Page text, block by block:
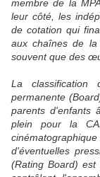
membre de la
leur côté, les
de cotation qui
aux chaînes de
souvent que des
La
permanente
parents d'enfants
plein pour la
d'éventuelles
(Rating Board) est